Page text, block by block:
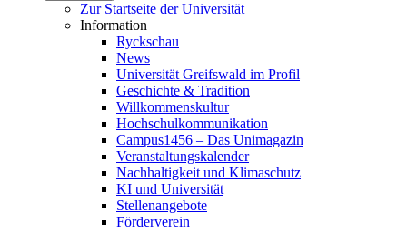
Zur Startseite der Universität
Information
Ryckschau
News
Universität Greifswald im Profil
Geschichte & Tradition
Willkommenskultur
Hochschulkommunikation
Campus1456 – Das Unimagazin
Veranstaltungskalender
Nachhaltigkeit und Klimaschutz
KI und Universität
Stellenangebote
Förderverein